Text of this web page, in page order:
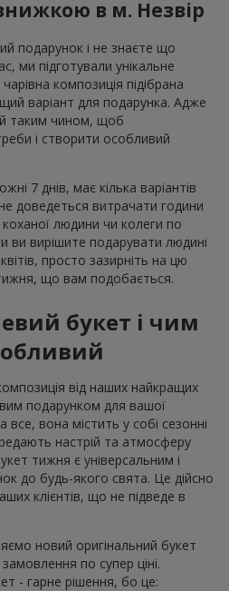
в м. Незвір
подарунок і не знаєте що
ми підготували унікальне
композиція підібрана
варіант для подарунка. Адже
таким чином, щоб
і створити особливий
7 днів, має кілька варіантів
доведеться витрачати години
коханої людини чи колеги по
ви вирішите подарувати людині
просто зазирніть на цю
що вам подобається.
букет і чим
від наших найкращих
подарунком для вашої
все, вона містить у собі сезонні
настрій та атмосферу
тижня є універсальним і
до будь-якого свята. Це дійсно
клієнтів, що не підведе в
новий оригінальний букет
по супер ціні.
- гарне рішення, бо це: